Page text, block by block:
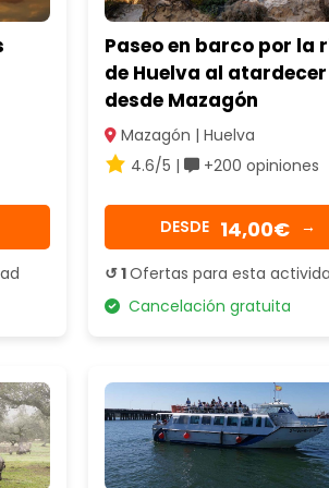
Paseo en barco por la
de Huelva al atardecer
desde Mazagón
Mazagón | Huelva
4.6/5 |
+200 opiniones
DESDE 14,00€ →
↺ 1Ofertas para esta
Cancelación gratuita